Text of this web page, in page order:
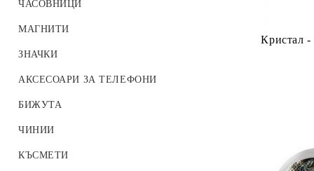
ЧАСОВНИЦИ
МАГНИТИ
ЗНАЧКИ
АКСЕСОАРИ ЗА ТЕЛЕФОНИ
БИЖУТА
ЧИНИИ
КЪСМЕТИ